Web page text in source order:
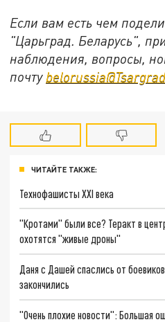
Если вам есть чем
"Царьград. Беларусь",
наблюдения, вопросы,
почту
ЧИТАЙТЕ ТАКЖЕ:
Технофашисты XXI века
"Кротами" были все? Теракт в
охотятся "живые дроны"
Даня с Дашей спаслись от
закончились
"Очень плохие новости": Большая